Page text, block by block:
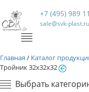
+7 (495) 989
sale@svk-plast.ru
Главная / Каталог
Тройник 32х32х32
Выбрать